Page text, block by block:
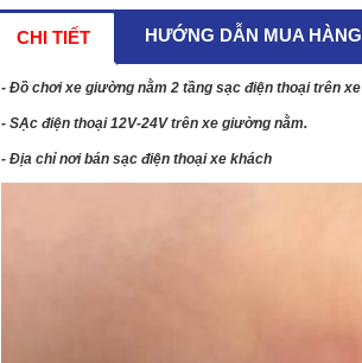
CHI TIẾT HƯỚNG DẪN MUA HÀNG
- Đồ chơi xe giường nằm 2 tầng sạc điện thoại trên xe
- SẠc điện thoại 12V-24V trên xe giường nằm.
- Địa chỉ nơi bán sạc điện thoại xe khách